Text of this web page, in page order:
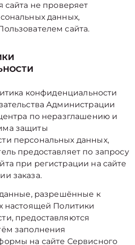
сайта не проверяет
данных,
сайта.
конфиденциальности
Администрации
по неразглашению и
защиты
персональных данных,
предоставляет по запросу
при регистрации на сайте
заказа.
разрешённые к
настоящей Политики
предоставляются
заполнения
на cайте Сервисного